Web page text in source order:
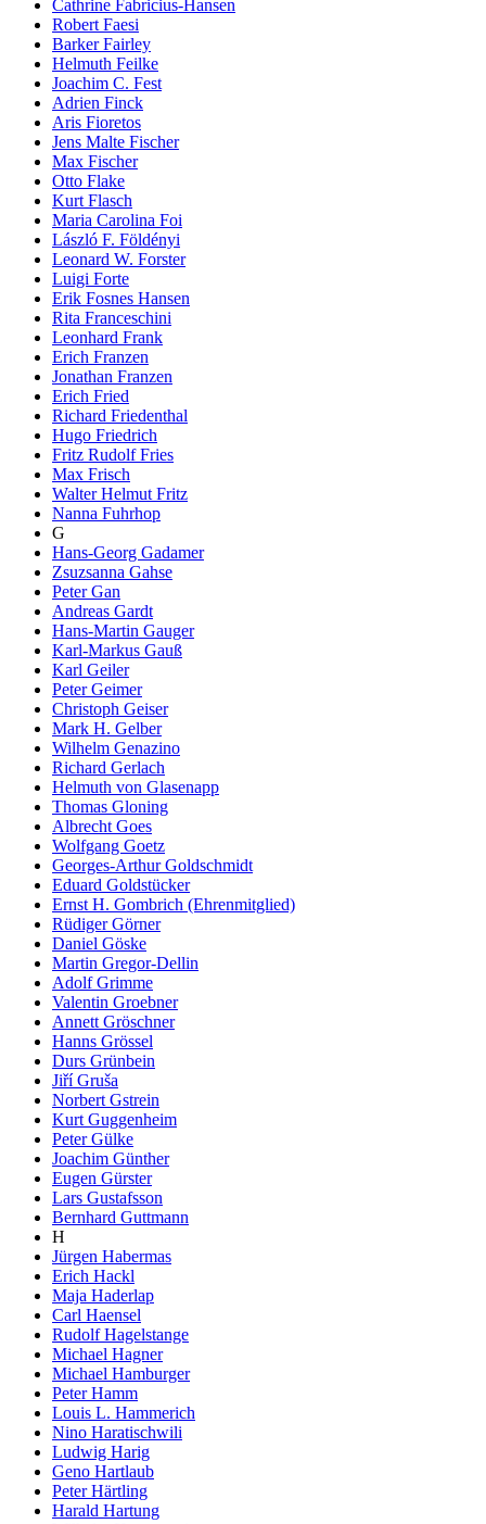
Cathrine Fabricius-Hansen
Robert Faesi
Barker Fairley
Helmuth Feilke
Joachim C. Fest
Adrien Finck
Aris Fioretos
Jens Malte Fischer
Max Fischer
Otto Flake
Kurt Flasch
Maria Carolina Foi
László F. Földényi
Leonard W. Forster
Luigi Forte
Erik Fosnes Hansen
Rita Franceschini
Leonhard Frank
Erich Franzen
Jonathan Franzen
Erich Fried
Richard Friedenthal
Hugo Friedrich
Fritz Rudolf Fries
Max Frisch
Walter Helmut Fritz
Nanna Fuhrhop
G
Hans-Georg Gadamer
Zsuzsanna Gahse
Peter Gan
Andreas Gardt
Hans-Martin Gauger
Karl-Markus Gauß
Karl Geiler
Peter Geimer
Christoph Geiser
Mark H. Gelber
Wilhelm Genazino
Richard Gerlach
Helmuth von Glasenapp
Thomas Gloning
Albrecht Goes
Wolfgang Goetz
Georges-Arthur Goldschmidt
Eduard Goldstücker
Ernst H. Gombrich (Ehrenmitglied)
Rüdiger Görner
Daniel Göske
Martin Gregor-Dellin
Adolf Grimme
Valentin Groebner
Annett Gröschner
Hanns Grössel
Durs Grünbein
Jiří Gruša
Norbert Gstrein
Kurt Guggenheim
Peter Gülke
Joachim Günther
Eugen Gürster
Lars Gustafsson
Bernhard Guttmann
H
Jürgen Habermas
Erich Hackl
Maja Haderlap
Carl Haensel
Rudolf Hagelstange
Michael Hagner
Michael Hamburger
Peter Hamm
Louis L. Hammerich
Nino Haratischwili
Ludwig Harig
Geno Hartlaub
Peter Härtling
Harald Hartung